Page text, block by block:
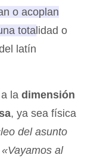
o acoplan
totalidad o
latín
la dimensión
, ya sea física
del asunto
«Vayamos al